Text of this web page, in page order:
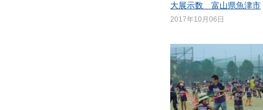
大展示数 富山県魚津市
2017年10月06日